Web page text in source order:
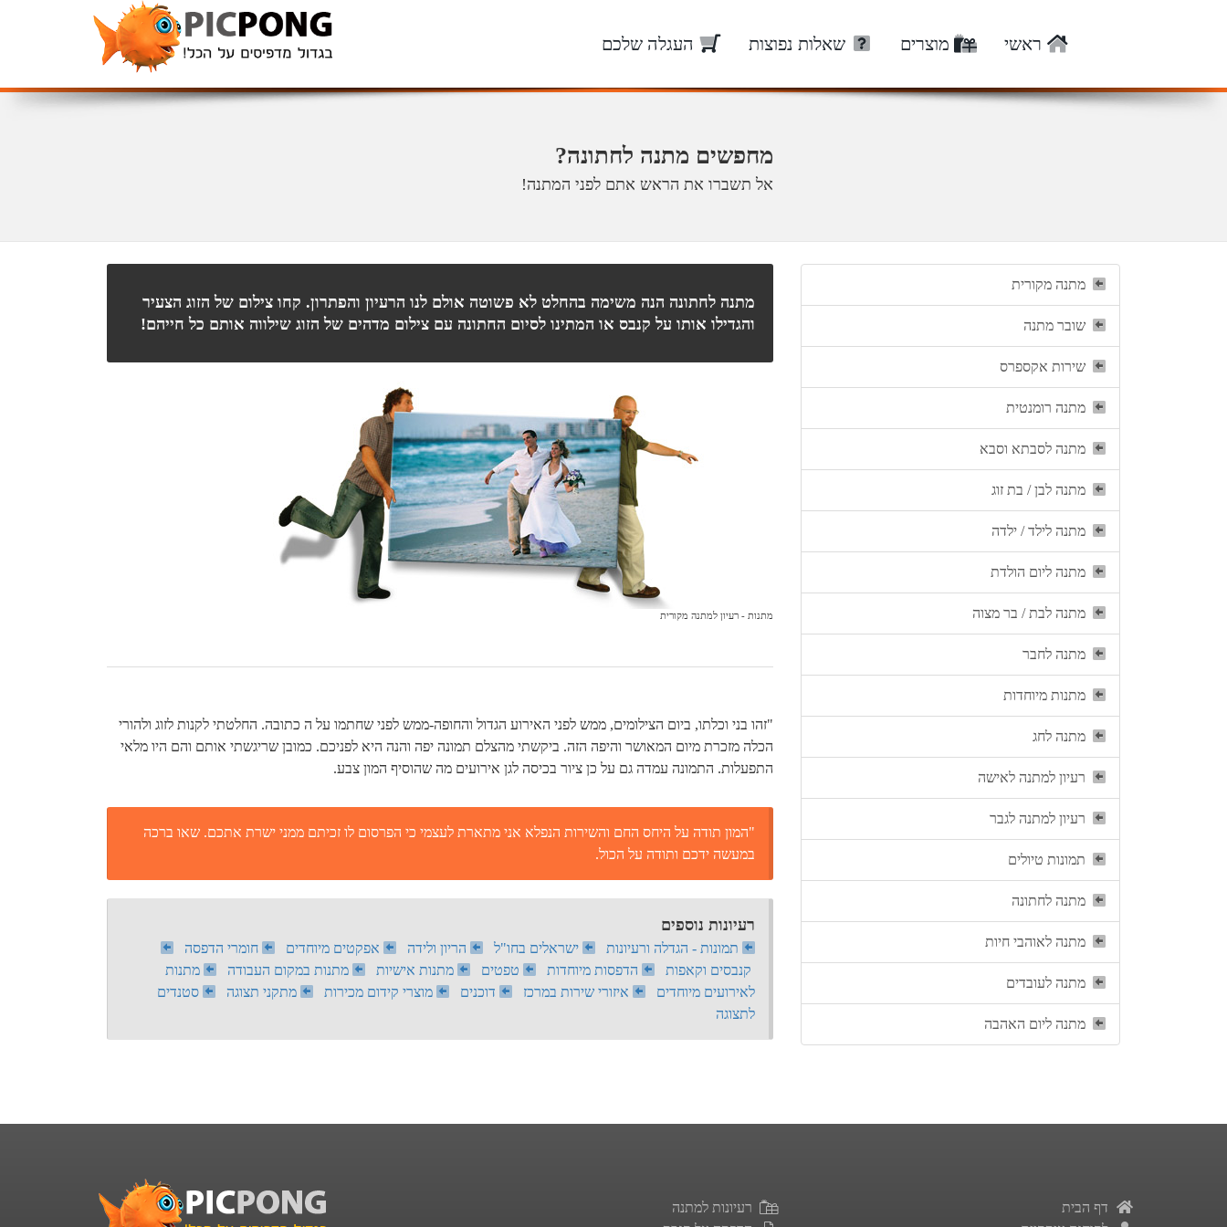
ראשי מוצרים שאלות נפוצות העגלה שלכם
מחפשים מתנה לחתונה?
אל תשברו את הראש אתם לפני המתנה!
מתנה מקורית
שובר מתנה
שירות אקספרס
מתנה רומנטית
מתנה לסבתא וסבא
מתנה לבן / בת זוג
מתנה לילד / ילדה
מתנה ליום הולדת
מתנה לבת / בר מצוה
מתנה לחבר
מתנות מיוחדות
מתנה לחג
רעיון למתנה לאישה
רעיון למתנה לגבר
תמונות טיולים
מתנה לחתונה
מתנה לאוהבי חיות
מתנה לעובדים
מתנה ליום האהבה
מתנה לחתונה הנה משימה בהחלט לא פשוטה אולם לנו הרעיון והפתרון. קחו צילום של הזוג הצעיר
והגדילו אותו על קנבס או המתינו לסיום החתונה עם צילום מדהים של הזוג שילווה אותם כל חייהם!
מתנות - רעיון למתנה מקורית
"זהו בני וכלתו, ביום הצילומים, ממש לפני האירוע הגדול והחופה-ממש לפני שחתמו על ה כתובה. החלטתי לקנות לזוג ולהורי
הכלה מזכרת מיום המאושר והיפה הזה. ביקשתי מהצלם תמונה יפה והנה היא לפניכם. כמובן שריגשתי אותם והם היו מלאי
התפעלות. התמונה עמדה גם על כן ציור בכיסה לגן אירועים מה שהוסיף המון צבע.
"המון תודה על היחס החם והשירות הנפלא אני מתארת לעצמי כי הפרסום לו זכיתם ממני ישרת אתכם. שאו ברכה
במעשה ידכם ותודה על הכול.
רעיונות נוספים
תמונות - הגדלה ורעיונות ישראלים בחו"ל הריון ולידה אפקטים מיוחדים
חומרי הדפסה
קנבסים וקאפות
הדפסות מיוחדות טפטים מתנות אישיות מתנות במקום העבודה
מתנות
לאירועים מיוחדים
איזורי שירות במרכז דוכנים מוצרי קידום מכירות מתקני תצוגה
סטנדים
לתצוגה
רעיונות למתנה
דף הבית